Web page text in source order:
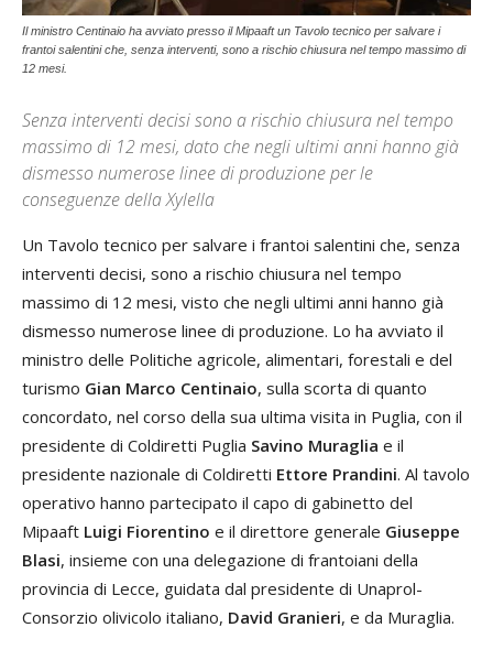
Il ministro Centinaio ha avviato presso il Mipaaft un Tavolo tecnico per salvare i
frantoi salentini che, senza interventi, sono a rischio chiusura nel tempo massimo di
12 mesi.
Senza interventi decisi sono a rischio chiusura nel tempo
massimo di 12 mesi, dato che negli ultimi anni hanno già
dismesso numerose linee di produzione per le
conseguenze della Xylella
Un Tavolo tecnico per salvare i frantoi salentini che, senza
interventi decisi, sono a rischio chiusura nel tempo
massimo di 12 mesi, visto che negli ultimi anni hanno già
dismesso numerose linee di produzione. Lo ha avviato il
ministro delle Politiche agricole, alimentari, forestali e del
turismo Gian Marco Centinaio, sulla scorta di quanto
concordato, nel corso della sua ultima visita in Puglia, con il
presidente di Coldiretti Puglia Savino Muraglia e il
presidente nazionale di Coldiretti Ettore Prandini. Al tavolo
operativo hanno partecipato il capo di gabinetto del
Mipaaft Luigi Fiorentino e il direttore generale Giuseppe
Blasi, insieme con una delegazione di frantoiani della
provincia di Lecce, guidata dal presidente di Unaprol-
Consorzio olivicolo italiano, David Granieri, e da Muraglia.